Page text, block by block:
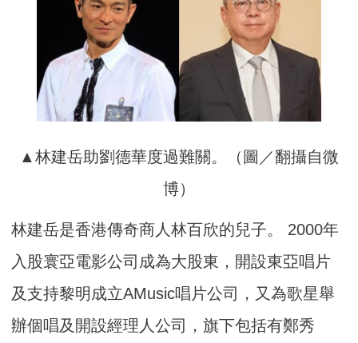
▲林建岳助劉德華度過難關。（圖／翻攝自微
博）
林建岳是香港傳奇商人林百欣的兒子。 2000年
入股寰亞電影公司成為大股東，開設東亞唱片
及支持黎明成立AMusic唱片公司，又為歌星舉
辦個唱及開設經理人公司，旗下包括有鄭秀